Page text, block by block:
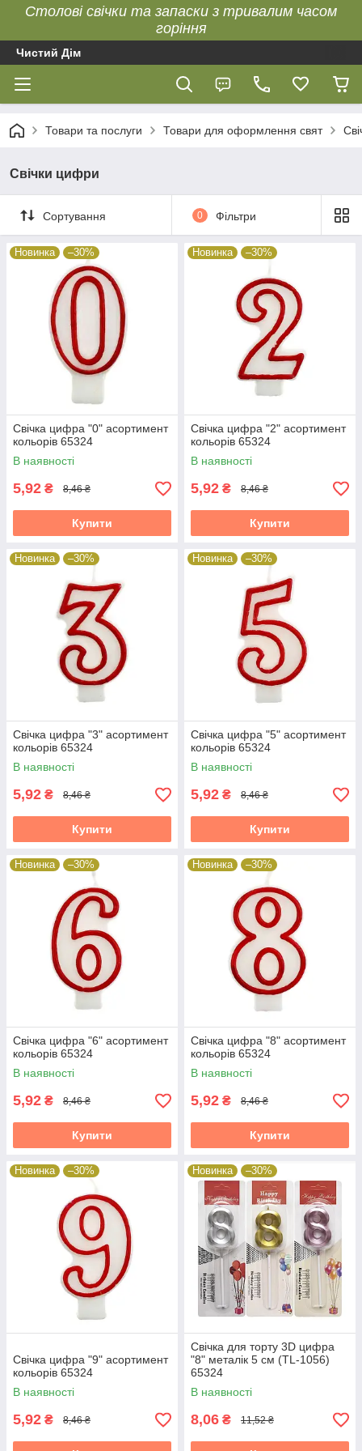
Столові свічки та запаски з тривалим часом
горіння
Чистий Дім
Товари та послуги Товари для оформлення свят
Свічки цифри
Сортування 0 Фільтри
Новинка –30%
Свічка цифра "0" асортимент
кольорів 65324
В наявності
5,92 ₴ 8,46 ₴
Купити
Новинка –30%
Свічка цифра "2" асортимент
кольорів 65324
В наявності
5,92 ₴ 8,46 ₴
Купити
Новинка –30%
Свічка цифра "3" асортимент
кольорів 65324
В наявності
5,92 ₴ 8,46 ₴
Купити
Новинка –30%
Свічка цифра "5" асортимент
кольорів 65324
В наявності
5,92 ₴ 8,46 ₴
Купити
Новинка –30%
Свічка цифра "6" асортимент
кольорів 65324
В наявності
5,92 ₴ 8,46 ₴
Купити
Новинка –30%
Свічка цифра "8" асортимент
кольорів 65324
В наявності
5,92 ₴ 8,46 ₴
Купити
Новинка –30%
Свічка цифра "9" асортимент
кольорів 65324
В наявності
5,92 ₴ 8,46 ₴
Новинка –30%
Свічка для торту 3D цифра
"8" металік 5 см (TL-1056)
65324
В наявності
8,06 ₴ 11,52 ₴